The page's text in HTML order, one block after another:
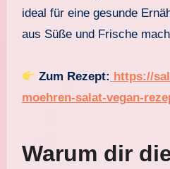
ideal für eine gesunde
aus Süße und Frische
Zum Rezept: https://
moehren-salat-vegan-
Warum dir